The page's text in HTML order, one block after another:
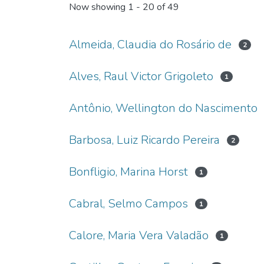
Now showing 1 - 20 of 49
Almeida, Claudia do Rosário de 2
Alves, Raul Victor Grigoleto 1
Antônio, Wellington do Nascimento
Barbosa, Luiz Ricardo Pereira
2
Bonfligio, Marina Horst 1
Cabral, Selmo Campos 1
Calore, Maria Vera Valadão 1